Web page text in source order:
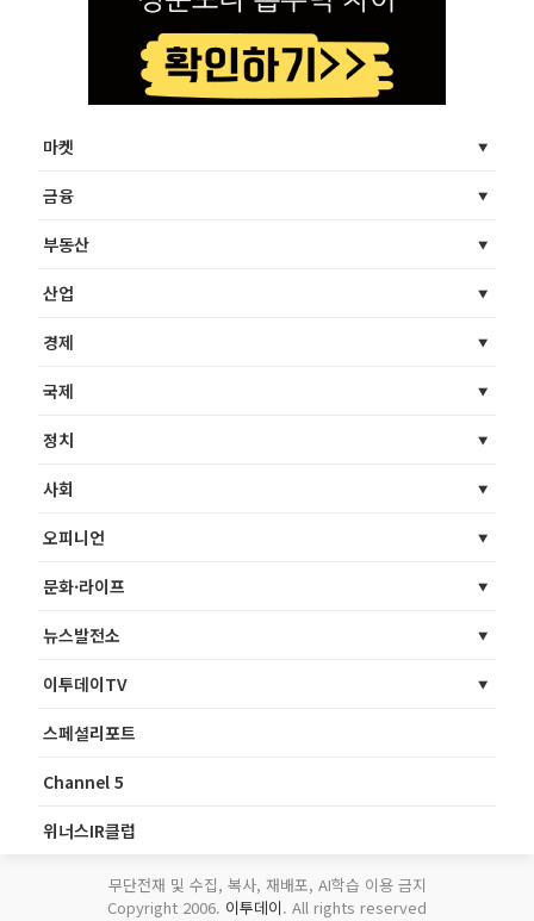
마켓
금융
부동산
산업
경제
국제
정치
사회
오피니언
문화·라이프
뉴스발전소
이투데이TV
스페셜리포트
Channel 5
위너스IR클럽
무단전재 및 수집, 복사, 재배포, AI학습 이용 금지
Copyright 2006. 이투데이. All rights reserved